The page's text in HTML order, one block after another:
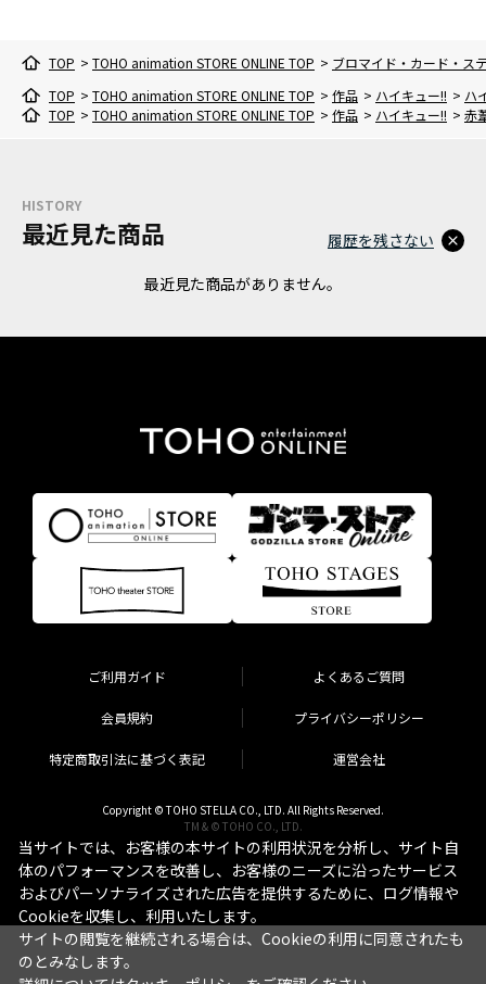
TOP > TOHO animation STORE ONLINE TOP > ブロマイド・カード・ス
TOP > TOHO animation STORE ONLINE TOP > 作品 > ハイキュー!! > ハ
TOP > TOHO animation STORE ONLINE TOP > 作品 > ハイキュー!! > 赤
HISTORY
最近見た商品
最近見た商品がありません。
履歴を残さない
ご利用ガイド よくあるご質問
会員規約 プライバシーポリシー
特定商取引法に基づく表記 運営会社
Copyright © TOHO STELLA CO., LTD. All Rights Reserved.
TM & © TOHO CO., LTD.
当サイトでは、お客様の本サイトの利用状況を分析し、サイト自
体のパフォーマンスを改善し、お客様のニーズに沿ったサービス
およびパーソナライズされた広告を提供するために、ログ情報や
Cookieを収集し、利用いたします。
サイトの閲覧を継続される場合は、Cookieの利用に同意されたも
のとみなします。